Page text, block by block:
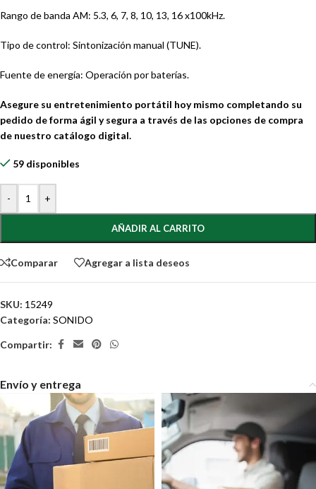
Rango de banda AM: 5.3, 6, 7, 8, 10, 13, 16 x100kHz.
Tipo de control: Sintonización manual (TUNE).
Fuente de energía: Operación por baterías.
Asegure su entretenimiento portátil hoy mismo completando su
pedido de forma ágil y segura a través de las opciones de compra
de nuestro catálogo digital.
59 disponibles
- +
AÑADIR AL CARRITO
Comparar Agregar a lista deseos
SKU: 15249
Categoría: SONIDO
Compartir:
Envío y entrega